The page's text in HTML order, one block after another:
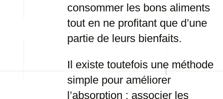
consommer les bons aliments
tout en ne profitant que d’une
partie de leurs bienfaits.
Il existe toutefois une méthode
simple pour améliorer
l’absorption : associer les